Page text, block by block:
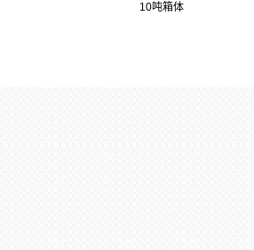
10吨箱体